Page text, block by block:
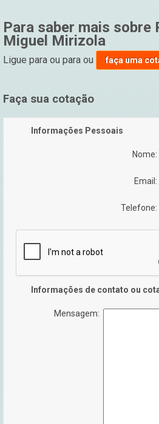
Para saber mais sobre
Miguel Mirizola
Ligue paraou paraou faça uma
Faça sua cotação
Informações Pessoais
Nome:
Email:
Telefone:
Informações de contato ou
Mensagem: